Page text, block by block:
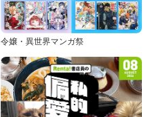
令嬢・異世界マンガ祭